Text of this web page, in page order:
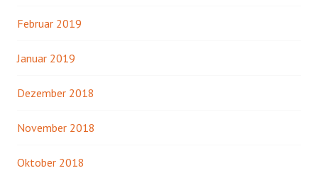
Februar 2019
Januar 2019
Dezember 2018
November 2018
Oktober 2018